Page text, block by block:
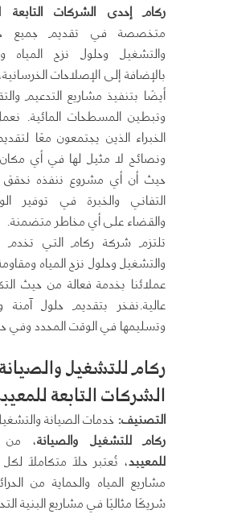
ركام إحدى الشركات التابعة
متخصصة في تقديم جميع
والتشغيل وحلول نزح المياه
بالإضافة إلى الإصلاحات
أيضًا بتنفيذ مشاريع التدعيم
وتبطين المسطحات المائية.
الخبراء الذين يجتمعون معًا
ونصائح لا مثيل لها في أي
حيث أن أي مشروع ننفذه نحقق
التفاني والخبرة في توفير
والقضاء على أي مخاطر متضمنة.
​تلتزم شركة ركام التي تخدم
والتشغيل وحلول نزح المياه
عملائنا بخدمة فعالة من حيث
عالية.​نفخر بتقديم حلول آمنة
وتسليمها في الوقت المحدد وفي
ركام للتشغيل
الشركات التابعة
التصنيف: خدمات الصيانة
ركام للتشغيل والصيانة، من
للمعيبد، تُعتبر حلاً متكاملاً لكل
مشاريع المياه والحماية من
شريكًا مثاليًا في مشاريع البنية